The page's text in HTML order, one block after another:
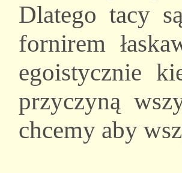
Dlatego tacy
fornirem
egoistycznie
przyczyną
chcemy aby